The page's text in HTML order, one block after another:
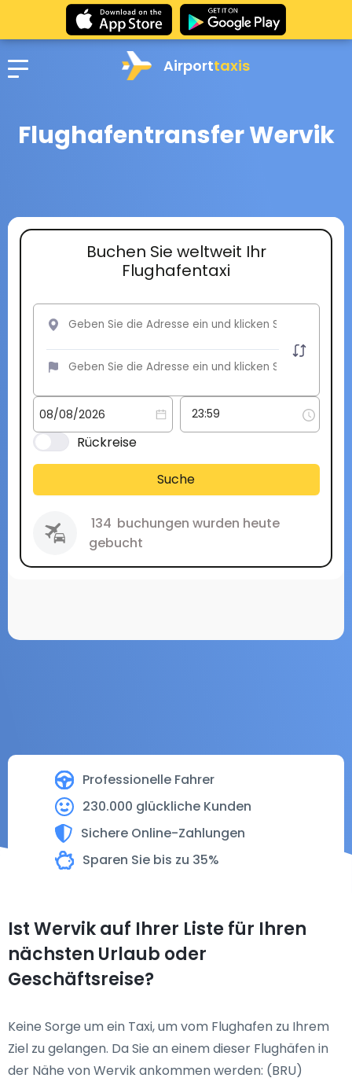
Airporttaxis
Flughafentransfer Wervik
Professionelle Fahrer
230.000 glückliche Kunden
Sichere Online-Zahlungen
Sparen Sie bis zu 35%
Buchen Sie weltweit Ihr
Flughafentaxi
Rückreise
Suche
134 buchungen wurden heute
gebucht
Ist Wervik auf Ihrer Liste für Ihren
nächsten Urlaub oder
Geschäftsreise?
Keine Sorge um ein Taxi, um vom Flughafen zu Ihrem
Ziel zu gelangen. Da Sie an einem dieser Flughäfen in
der Nähe von Wervik ankommen werden: (BRU)